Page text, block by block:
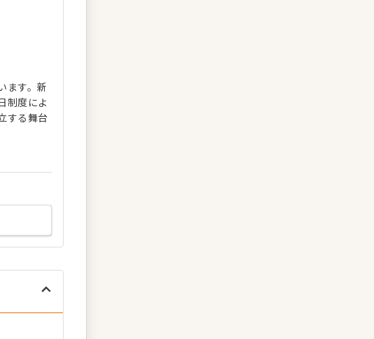
ます。新
制度によ
する舞台